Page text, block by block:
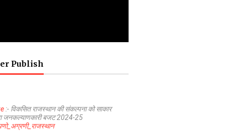
Publish
:- विकसित राजस्थान की संकल्पना को साकार
जनकल्याणकारी बजट 2024-25